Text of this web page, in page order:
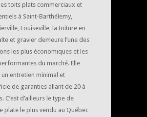
toits plats commerciaux et
à Saint-Barthélemy,
Louiseville, la toiture en
et gravier demeure l’une des
les plus économiques et les
du marché. Elle
un entretien minimal et
de garanties allant de 20 à
C’est d’ailleurs le type de
plate le plus vendu au Québec